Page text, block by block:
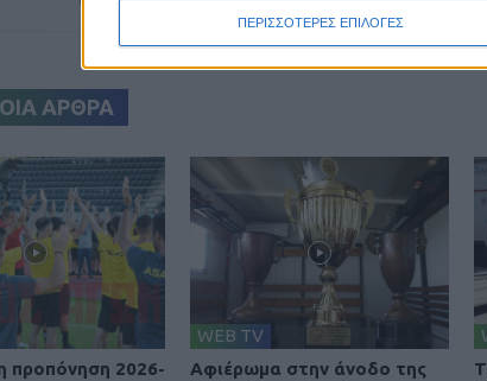
ΠΕΡΙΣΣΟΤΕΡΕΣ ΕΠΙΛΟΓΕΣ
ΑΡΘΡΑ
προπόνηση 2026-
WEB TV
Αφιέρωμα στην άνοδο της